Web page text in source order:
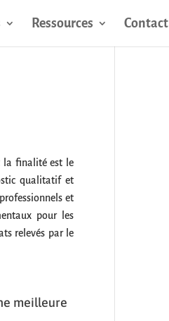
Ressources Contact
la finalité est le
qualitatif et
et
pour les
relevés par le
meilleure